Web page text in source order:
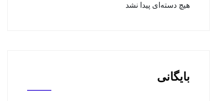
هیچ دسته‌ای پیدا نشد
بایگانی